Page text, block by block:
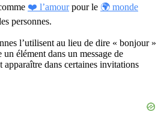
❤️ l’amourpour le 🌍 monde
personnes.
l’utilisent au lieu de dire « bonjour »
élément dans un message de
dans certaines invitations